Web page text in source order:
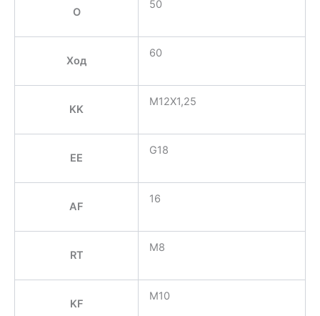
O
50
Ход
60
KK
M12X1,25
EE
G18
AF
16
RT
M8
KF
M10